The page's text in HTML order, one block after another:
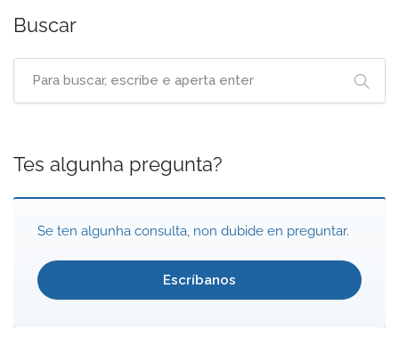
Buscar
Tes algunha pregunta?
Se ten algunha consulta, non dubide en preguntar.
Escríbanos